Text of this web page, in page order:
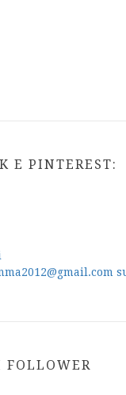
E PINTEREST: